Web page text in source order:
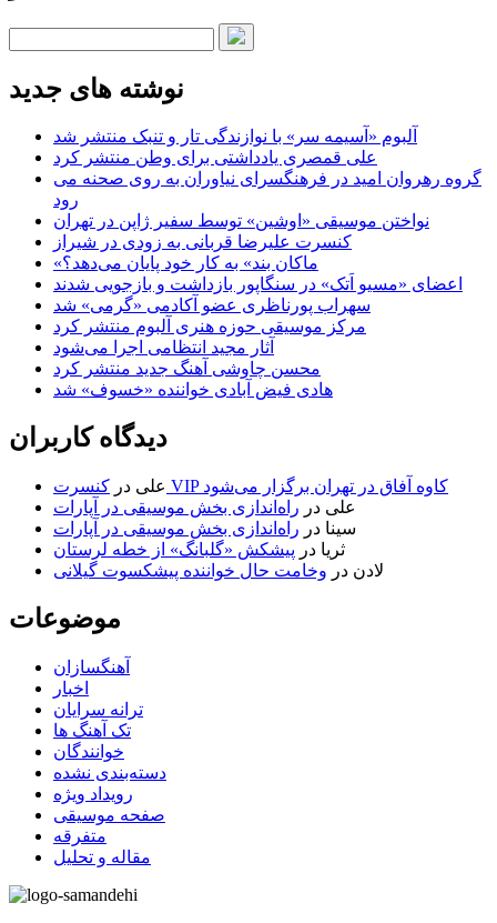
نوشته های جدید
آلبوم «آسیمه سر» با نوازندگی تار و تنبک منتشر شد
علی قمصری یادداشتی برای وطن منتشر کرد
گروه رهروان امید در فرهنگسرای نیاوران به روی صحنه می
رود
نواختن موسیقی «اوشین» توسط سفیر ژاپن در تهران
کنسرت علیرضا قربانی به زودی در شیراز
«ماکان بند» به کار خود پایان می‌دهد؟
اعضای «مسیو اَتک» در سنگاپور بازداشت و بازجویی شدند
سهراب پورناظری عضو آکادمی «گرمی» شد
مرکز موسیقی حوزه هنری آلبوم منتشر کرد
آثار مجید انتظامی اجرا می‌شود
محسن چاوشی آهنگ جدید منتشر کرد
هادی فیض آبادی خواننده «خسوف» شد
دیدگاه کاربران
علی در
کنسرت VIP کاوه آفاق در تهران برگزار می‌شود
علی در راه‌اندازی بخش موسیقی در آپارات
سینا در راه‌اندازی بخش موسیقی در آپارات
ثریا در پیشکش «گلبانگ» از خطه لرستان
لادن در وخامت حال خواننده پیشکسوت گیلانی
موضوعات
آهنگسازان
اخبار
ترانه سرایان
تک آهنگ ها
خوانندگان
دسته‌بندی نشده
رویداد ویژه
صفحه موسیقی
متفرقه
مقاله و تحلیل